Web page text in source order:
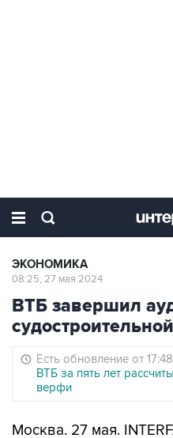
ЭКОНОМИКА
08:25, 27 мая 2024
ВТБ завершил
Есть обновление от 17:48
ВТБ за пять лет
верфи
Москва. 27 мая.